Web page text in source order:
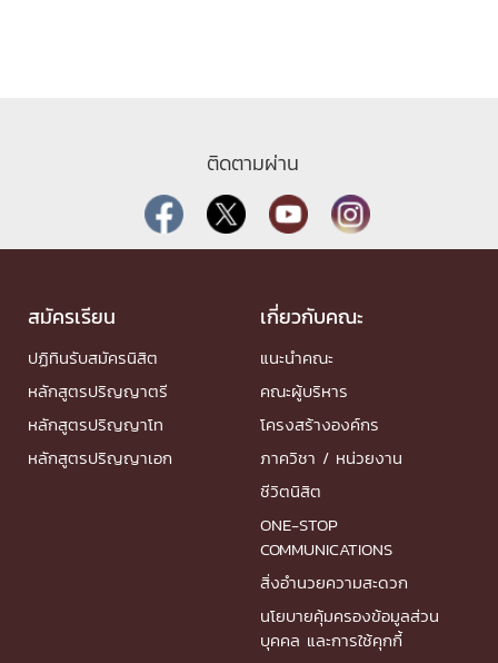
ติดตามผ่าน
สมัครเรียน
ปฏิทินรับสมัครนิสิต
หลักสูตรปริญญาตรี
หลักสูตรปริญญาโท
หลักสูตรปริญญาเอก
เกี่ยวกับคณะ
แนะนำคณะ
คณะผู้บริหาร
โครงสร้างองค์กร
ภาควิชา / หน่วยงาน
ชีวิตนิสิต
ONE-STOP
COMMUNICATIONS
สิ่งอำนวยความสะดวก
นโยบายคุ้มครองข้อมูลส่วน
บุคคล และการใช้คุกกี้